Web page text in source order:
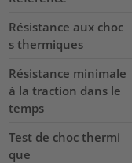
Résistance aux choc
s thermiques
Résistance minimale
à la traction dans le
temps
Test de choc thermi
que